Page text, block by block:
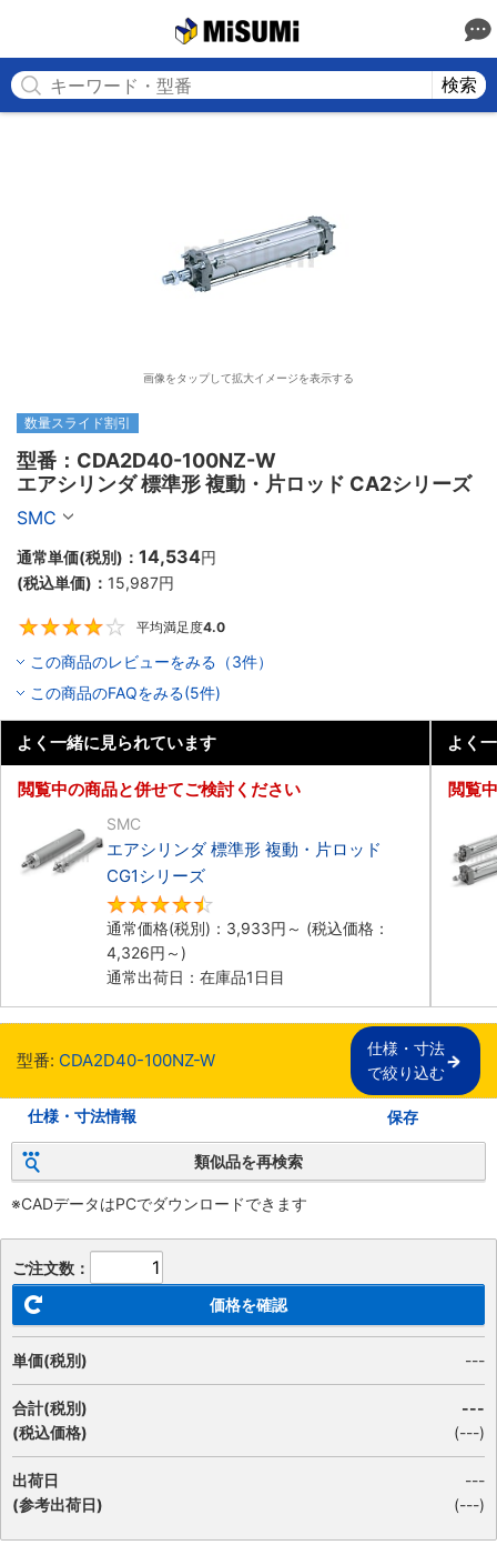
検索
画像をタップして拡大イメージを表示する
数量スライド割引
型番：CDA2D40-100NZ-W
エアシリンダ 標準形 複動・片ロッド CA2シリーズ
SMC
通常単価(税別)： 14,534円
(税込単価)： 15,987円
平均満足度4.0
この商品のレビューをみる（3件）
この商品のFAQをみる(5件)
よく一緒に見られています
閲覧中の商品と併せてご検討ください
SMC
エアシリンダ 標準形 複動・片ロッド
CG1シリーズ
通常価格(税別)： 3,933円 ～ (税込価格：
4,326円 ～)
通常出荷日：在庫品1日目
よく
閲覧
型番: CDA2D40-100NZ-W
仕様・寸法
で絞り込む
仕様・寸法情報 保存
類似品を再検索
※CADデータはPCでダウンロードできます
ご注文数：
価格を確認
単価(税別) ---
合計(税別)
(税込価格)
---
(---)
出荷日
(参考出荷日)
---
(---)